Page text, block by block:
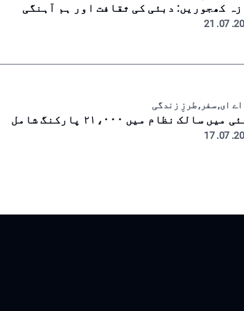
کھجوریں: دبئی کی ثقافت اور ہم آہنگی
اے ای, سفر, طرزِ زندگی
میں سالک نظام میں ۲۱،۰۰۰ پارکنگ شامل